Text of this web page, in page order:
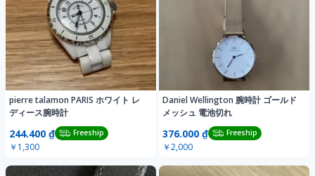
pierre talamon PARIS ホワイト レ
ディース腕時計
244.400 ₫ Freeship
￥1,300
Daniel Wellington 腕時計 ゴールド
メッシュ 電池切れ
376.000 ₫ Freeship
￥2,000